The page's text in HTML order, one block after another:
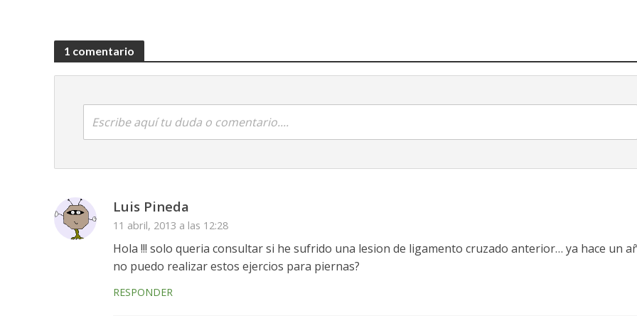
1 comentario
Escribe aquí tu duda o comentario....
Luis Pineda
11 abril, 2013 a las 12:28
Hola !!! solo queria consultar si he sufrido una lesion de ligamento cruzado anterior… ya hace un
no puedo realizar estos ejercios para piernas?
RESPONDER